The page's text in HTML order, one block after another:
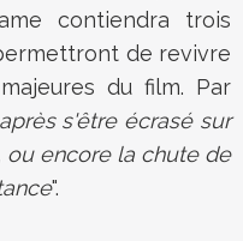
contiendra trois
de revivre
du film. Par
s'être écrasé sur
ou encore la chute de
".